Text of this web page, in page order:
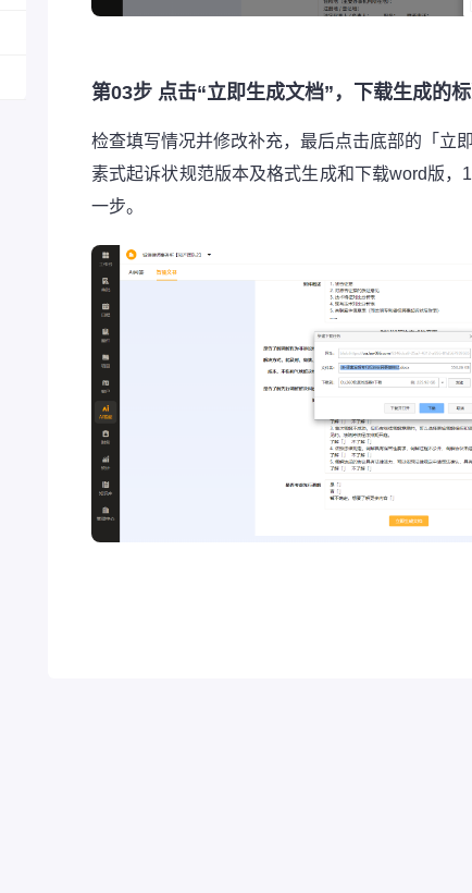
第03步 点击“立即生成文档”，下载生成的
检查填写情况并修改补充，最后点击底部的「立
素式起诉状规范版本及格式生成和下载word版，
一步。